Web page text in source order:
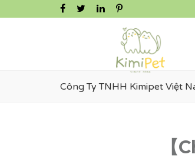
Công Ty TNHH Kimipet Việt